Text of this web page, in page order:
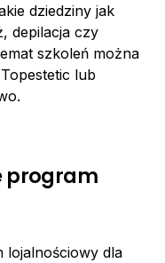
dziedziny jak
depilacja czy
szkoleń można
lub
program
lojalnościowy dla